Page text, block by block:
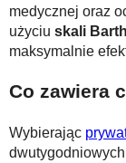
medycznej oraz
użyciu skali
maksymalnie
Co zawiera
Wybierając